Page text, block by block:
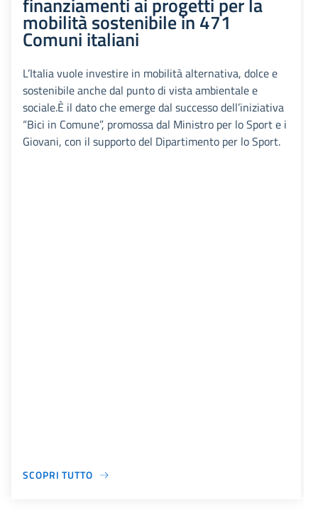
mobilità sostenibile in 471
Comuni italiani
L’Italia vuole investire in mobilità alternativa, dolce e
sostenibile anche dal punto di vista ambientale e
sociale.È il dato che emerge dal successo dell’iniziativa
“Bici in Comune”, promossa dal Ministro per lo Sport e i
Giovani, con il supporto del Dipartimento per lo Sport.
SCOPRI TUTTO